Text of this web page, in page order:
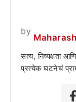
by
सत्य, निष्पक्षता
प्रत्येक घटनेचं